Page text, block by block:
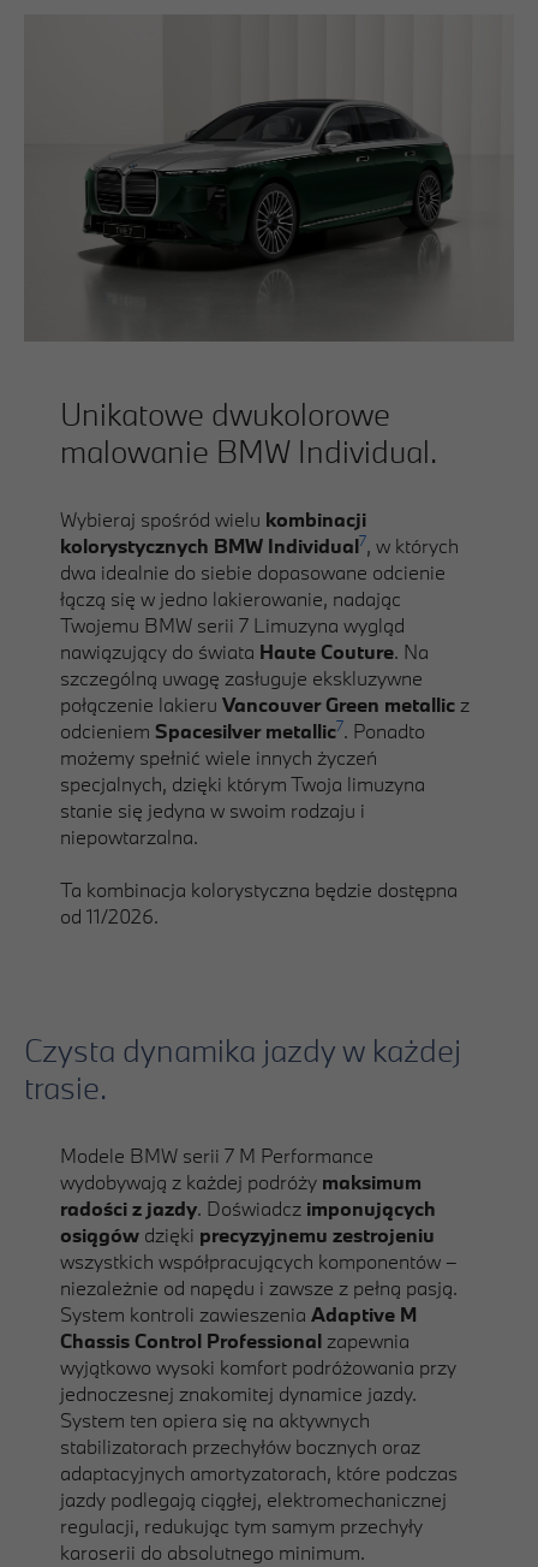
Unikatowe dwukolorowe
malowanie BMW Individual.
Wybieraj spośród wielu kombinacji
kolorystycznych BMW Individual7, w których
dwa idealnie do siebie dopasowane odcienie
łączą się w jedno lakierowanie, nadając
Twojemu BMW serii 7 Limuzyna wygląd
nawiązujący do świata Haute Couture. Na
szczególną uwagę zasługuje ekskluzywne
połączenie lakieru Vancouver Green metallic z
odcieniem Spacesilver metallic7. Ponadto
możemy spełnić wiele innych życzeń
specjalnych, dzięki którym Twoja limuzyna
stanie się jedyna w swoim rodzaju i
niepowtarzalna.
Ta kombinacja kolorystyczna będzie dostępna
od 11/2026.
Czysta dynamika jazdy w każdej
trasie.
Modele BMW serii 7 M Performance
wydobywają z każdej podróży maksimum
radości z jazdy. Doświadcz imponujących
osiągów dzięki precyzyjnemu zestrojeniu
wszystkich współpracujących komponentów –
niezależnie od napędu i zawsze z pełną pasją.
System kontroli zawieszenia Adaptive M
Chassis Control Professional zapewnia
wyjątkowo wysoki komfort podróżowania przy
jednoczesnej znakomitej dynamice jazdy.
System ten opiera się na aktywnych
stabilizatorach przechyłów bocznych oraz
adaptacyjnych amortyzatorach, które podczas
jazdy podlegają ciągłej, elektromechanicznej
regulacji, redukując tym samym przechyły
karoserii do absolutnego minimum.